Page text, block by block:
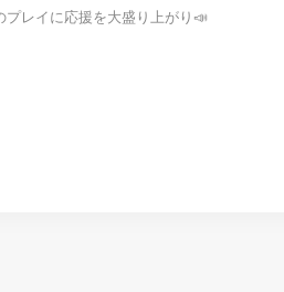
プレイに応援を大盛り上がり📣